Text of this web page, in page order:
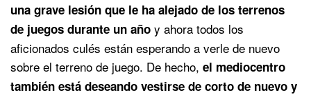
una grave lesión que le ha alejado de los terrenos
de juegos durante un año y ahora todos los
aficionados culés están esperando a verle de nuevo
sobre el terreno de juego. De hecho, el mediocentro
también está deseando vestirse de corto de nuevo y